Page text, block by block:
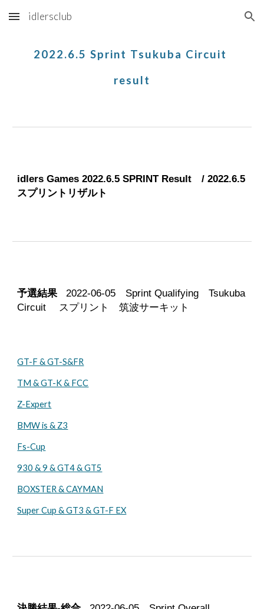
Skip to main content Skip to navigation
idlersclub
2022.6.5 Sprint Tsukuba Circuit
result
idlers Games 2022.6.5 SPRINT Result / 2022.6.5
スプリントリザルト
予選結果 2022-06-05 Sprint Qualifying Tsukuba
Circuit スプリント 筑波サーキット
GT-F & GT-S&FR
TM & GT-K & FCC
Z-Expert
BMW is & Z3
Fs-Cup
930 & 9 & GT4 & GT5
BOXSTER & CAYMAN
Super Cup & GT3 & GT-F EX